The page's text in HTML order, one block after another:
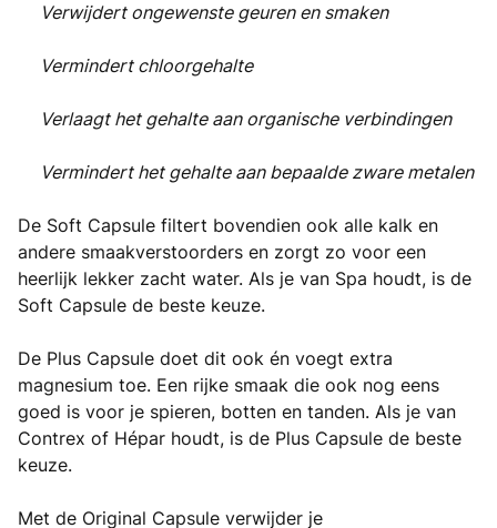
Verwijdert ongewenste geuren en smaken
Vermindert chloorgehalte
Verlaagt het gehalte aan organische verbindingen
Vermindert het gehalte aan bepaalde zware metalen
De Soft Capsule filtert bovendien ook alle kalk en
andere smaakverstoorders en zorgt zo voor een
heerlijk lekker zacht water. Als je van Spa houdt, is de
Soft Capsule de beste keuze.
De Plus Capsule doet dit ook én voegt extra
magnesium toe. Een rijke smaak die ook nog eens
goed is voor je spieren, botten en tanden. Als je van
Contrex of Hépar houdt, is de Plus Capsule de beste
keuze.
Met de Original Capsule verwijder je